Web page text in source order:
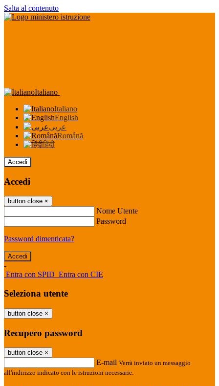
Salta al contenuto
Italiano
Italiano
English
عربى
Română
हिंदी
Accedi
Accedi
button close ×
Nome Utente
Password
Password dimenticata?
-
Entra con SPID Entra con CIE
Seleziona utente
button close ×
Recupero password
button close ×
E-mail Verrà inviato un messaggio
all'indirizzo indicato con le istruzioni necessarie.